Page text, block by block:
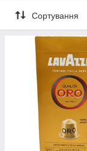
Сортування